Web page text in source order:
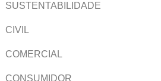
SUSTENTABILIDADE
CIVIL
COMERCIAL
CONSUMIDOR